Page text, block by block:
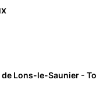
Lons-le-Saunier -